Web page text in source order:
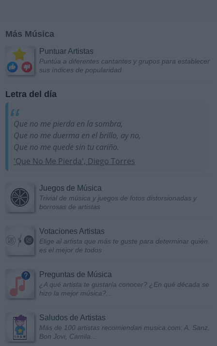
Más Música
Puntuar Artistas
Puntúa a diferentes cantantes y grupos para establecer
sus índices de popularidad
Letra del día
Que no me pierda en la sombra,
Que no me duerma en el brillo, ay no,
Que no me quede sin tu cariño.
'Que No Me Pierda', Diego Torres
Juegos de Música
Trivial de música y juegos de fotos distorsionadas y
borrosas de artistas
Votaciones Artistas
Elige al artista que más te guste para determinar quién
es el mejor de todos
Preguntas de Música
¿A qué artista te gustaría conocer? ¿En qué década se
hizo la mejor música?...
Saludos de Artistas
Más de 100 artistas recomiendan musica.com: A. Sanz,
Bon Jovi, Camila...